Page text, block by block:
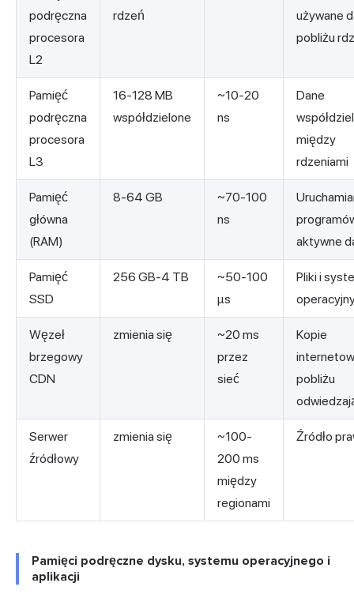
podręczna
procesora
L2
rdzeń
używane
pobliżu
Pamięć
podręczna
procesora
L3
16-128 MB
współdzielone
~10-20
ns
Dane
między
rdzeniami
Pamięć
główna
(RAM)
8-64 GB
~70-100
ns
aktywne
Pamięć
SSD
256 GB-4 TB
~50-100
µs
Pliki i
Węzeł
brzegowy
CDN
zmienia się
~20 ms
przez
sieć
Kopie
pobliżu
Serwer
źródłowy
zmienia się
~100-
200 ms
między
regionami
Źródło
Pamięci podręczne dysku, systemu operacyjnego i
aplikacji